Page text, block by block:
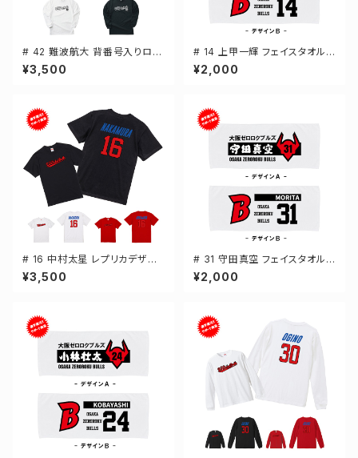
# 42 難波航大 背番号入りロゴ
ドライTシャツ 長袖 選手還元 3
カラー S-5Lサイズ 000304
¥3,500
# 14 上甲一輝 フェイスタオル
選手還元 2デザイン FT0144
¥2,000
# 16 中村太星 レプリカデザイ
ン 3カラー 選手還元 半袖Tシャ
ツ S-XXXLサイズ 500101
¥3,500
# 31 守田真空 フェイスタオル
選手還元 2デザイン FT0144
¥2,000